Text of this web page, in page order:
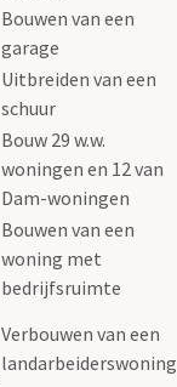
Bouwen van een
garage
Uitbreiden van een
schuur
Bouw 29 w.w.
woningen en 12 van
Dam-woningen
Bouwen van een
woning met
bedrijfsruimte
Verbouwen van een
landarbeiderswoning